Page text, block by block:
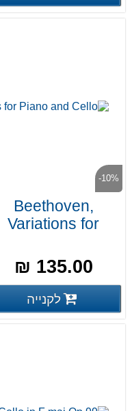
-10%
Beethoven,
Variations for
135.00 ₪
פרטים נוספים
לקנייה